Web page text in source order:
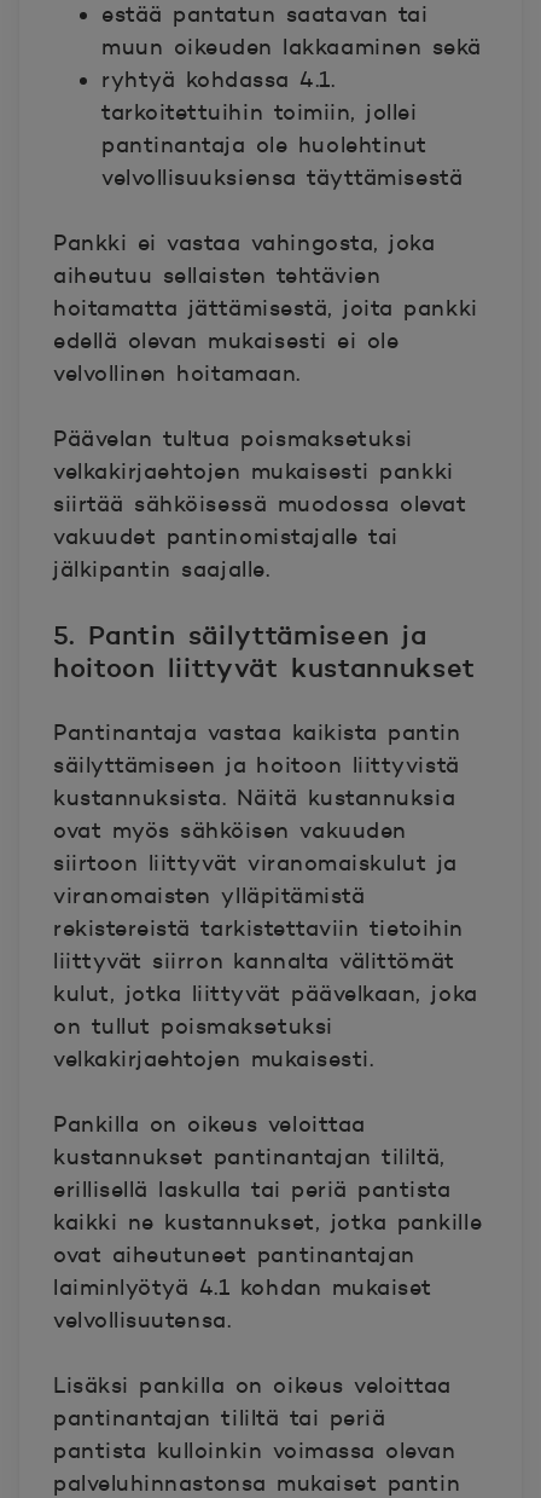
estää pantatun saatavan tai
muun oikeuden lakkaaminen sekä
ryhtyä kohdassa 4.1.
tarkoitettuihin toimiin, jollei
pantinantaja ole huolehtinut
velvollisuuksiensa täyttämisestä
Pankki ei vastaa vahingosta, joka
aiheutuu sellaisten tehtävien
hoitamatta jättämisestä, joita pankki
edellä olevan mukaisesti ei ole
velvollinen hoitamaan.
Päävelan tultua poismaksetuksi
velkakirjaehtojen mukaisesti pankki
siirtää sähköisessä muodossa olevat
vakuudet pantinomistajalle tai
jälkipantin saajalle.
5. Pantin säilyttämiseen ja
hoitoon liittyvät kustannukset
Pantinantaja vastaa kaikista pantin
säilyttämiseen ja hoitoon liittyvistä
kustannuksista. Näitä kustannuksia
ovat myös sähköisen vakuuden
siirtoon liittyvät viranomaiskulut ja
viranomaisten ylläpitämistä
rekistereistä tarkistettaviin tietoihin
liittyvät siirron kannalta välittömät
kulut, jotka liittyvät päävelkaan, joka
on tullut poismaksetuksi
velkakirjaehtojen mukaisesti.
Pankilla on oikeus veloittaa
kustannukset pantinantajan tililtä,
erillisellä laskulla tai periä pantista
kaikki ne kustannukset, jotka pankille
ovat aiheutuneet pantinantajan
laiminlyötyä 4.1 kohdan mukaiset
velvollisuutensa.
Lisäksi pankilla on oikeus veloittaa
pantinantajan tililtä tai periä
pantista kulloinkin voimassa olevan
palveluhinnastonsa mukaiset pantin